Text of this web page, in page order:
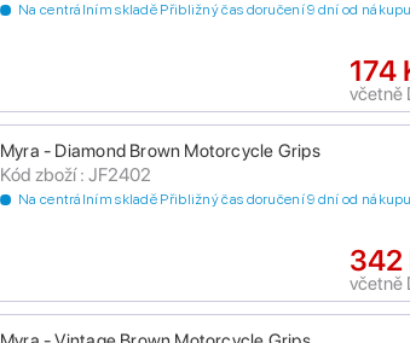
Na centrálním skladě Přibližný čas doručení 9 dní od nákupu
174
včetně
Myra - Diamond Brown Motorcycle Grips
Kód zboží : JF2402
Na centrálním skladě Přibližný čas doručení 9 dní od nákupu
342
včetně